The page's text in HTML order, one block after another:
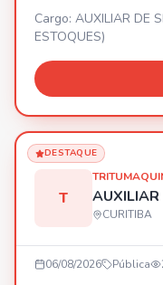
Cargo: AUXILIAR DE
ESTOQUES)
DESTAQUE
T AUXILIAR
CURITIBA
06/08/2026 Pública